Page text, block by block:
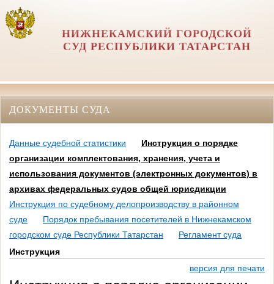
НИЖНЕКАМСКИЙ ГОРОДСКОЙ
СУД РЕСПУБЛИКИ ТАТАРСТАН
ДОКУМЕНТЫ СУДА
Данные судебной статистики
Инструкция о порядке
организации комплектования, хранения, учета и
использования документов (электронных документов) в
архивах федеральных судов общей юрисдикции
Инструкция по судебному делопроизводству в районном
суде
Порядок пребывания посетителей в Нижнекамском
городском суде Республики Татарстан
Регламент суда
Инструкция
версия для печати